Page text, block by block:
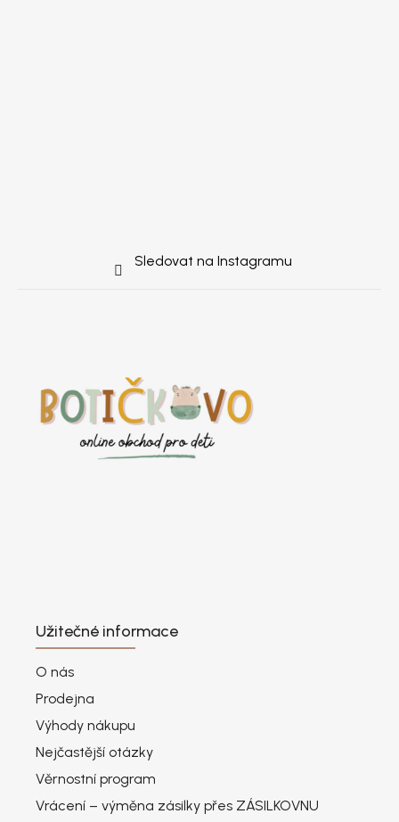
Sledovat na Instagramu
Užitečné informace
O nás
Prodejna
Výhody nákupu
Nejčastější otázky
Věrnostní program
Vrácení – výměna zásilky přes ZÁSILKOVNU